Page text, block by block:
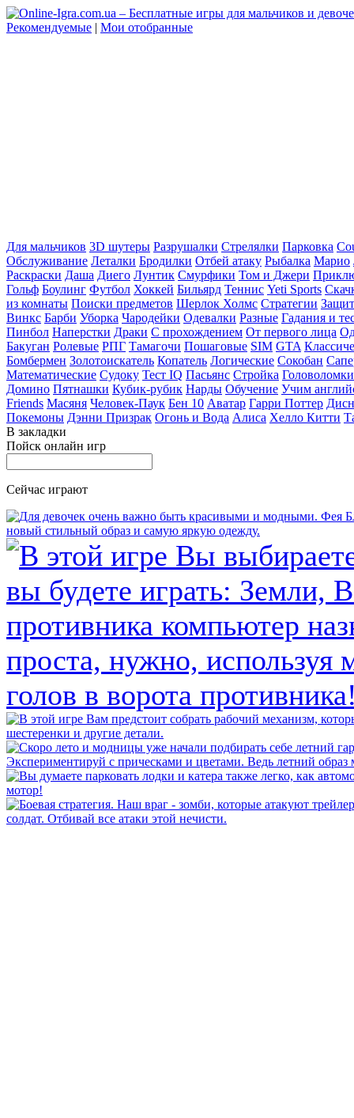
Рекомендуемые | Мои отобранные
Для мальчиков 3D шутеры Разрушалки Стрелялки Парковка
Обслуживание Леталки Бродилки Отбей атаку Рыбалка Марио
Раскраски Даша Диего Лунтик Смурфики Том и Джери
Гольф Боулинг Футбол Хоккей Бильярд Теннис Yeti Sports
из комнаты Поиски предметов Шерлок Холмс Стратегии
Винкс Барби Уборка Чародейки Одевалки Разные Гадания и
Пинбол Наперстки Драки С прохождением От первого лица
Бакуган Ролевые РПГ Тамагочи Пошаговые SIM GTA
Бомбермен Золотоискатель Копатель Логические Сокобан
Математические Судоку Тест IQ Пасьянс Стройка Головоломки
Домино Пятнашки Кубик-рубик Нарды Обучение Учим
Friends Масяня Человек-Паук Бен 10 Аватар Гарри Поттер
Покемоны Дэнни Призрак Огонь и Вода Алиса Хелло Китти
В закладки
Пойск онлайн игр
Сейчас играют